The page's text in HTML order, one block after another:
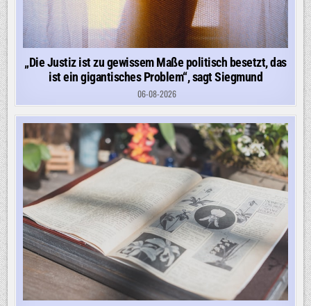
„Die Justiz ist zu gewissem Maße politisch besetzt, das
ist ein gigantisches Problem“, sagt Siegmund
06-08-2026